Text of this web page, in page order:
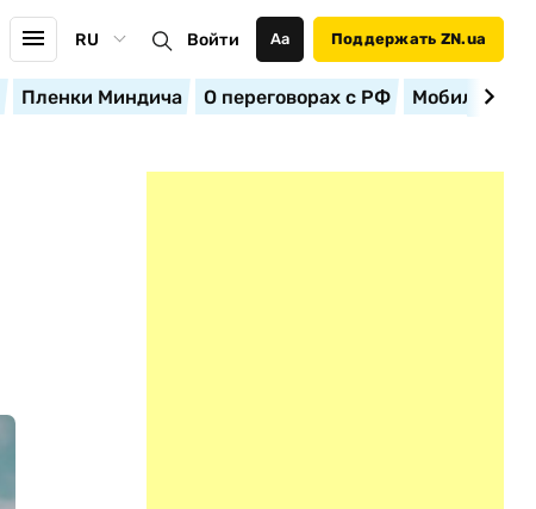
RU Войти Аа Поддержать ZN.ua
Пленки Миндича О переговорах с РФ